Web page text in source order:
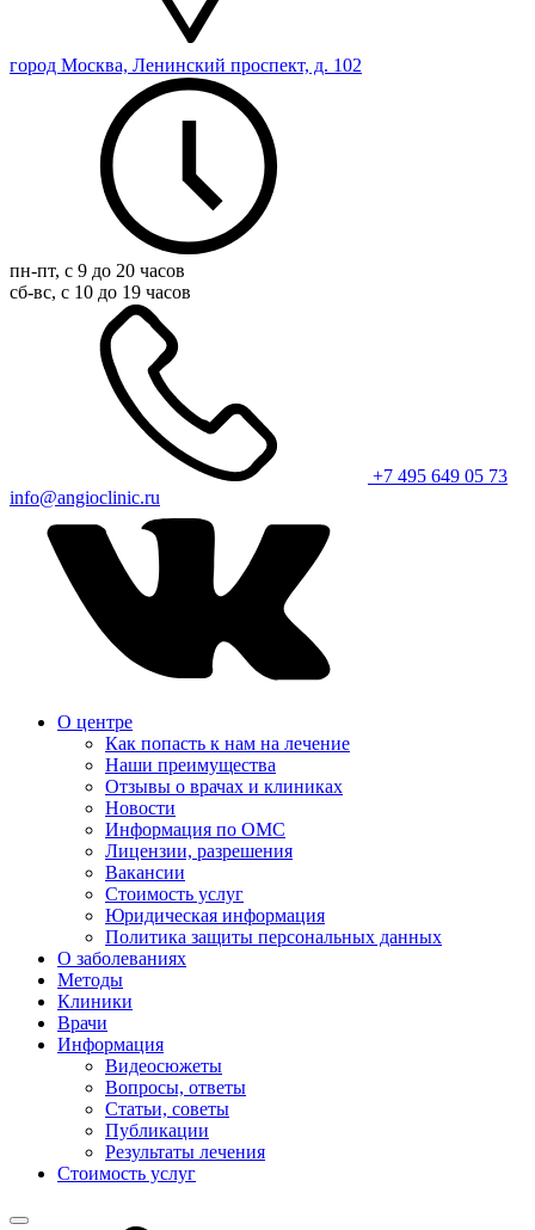
город Москва, Ленинский проспект, д. 102
пн-пт, с 9 до 20 часов
сб-вс, с 10 до 19 часов
+7 495 649 05 73
info@angioclinic.ru
О центре
Как попасть к нам на лечение
Наши преимущества
Отзывы о врачах и клиниках
Новости
Информация по ОМС
Лицензии, разрешения
Вакансии
Стоимость услуг
Юридическая информация
Политика защиты персональных данных
О заболеваниях
Методы
Клиники
Врачи
Информация
Видеосюжеты
Вопросы, ответы
Статьи, советы
Публикации
Результаты лечения
Стоимость услуг